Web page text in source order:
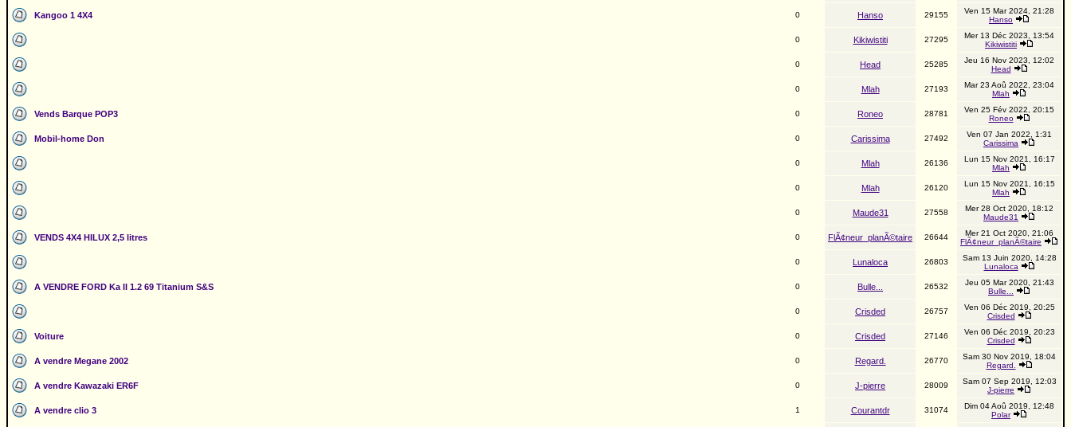
Kangoo 1 4X4 0 Hanso 29155
Ven 15 Mar 2024, 21:28
Hanso
0 Kikiwistiti 27295
Mer 13 Déc 2023, 13:54
Kikiwistiti
0 Head 25285
Jeu 16 Nov 2023, 12:02
Head
0 Mlah 27193
Mar 23 Aoû 2022, 23:04
Mlah
Vends Barque POP3 0 Roneo 28781
Ven 25 Fév 2022, 20:15
Roneo
Mobil-home Don 0 Carissima 27492
Ven 07 Jan 2022, 1:31
Carissima
0 Mlah 26136
Lun 15 Nov 2021, 16:17
Mlah
0 Mlah 26120
Lun 15 Nov 2021, 16:15
Mlah
0 Maude31 27558
Mer 28 Oct 2020, 18:12
Maude31
VENDS 4X4 HILUX 2,5 litres 0 FlÃ¢neur_planÃ©taire 26644
Mer 21 Oct 2020, 21:06
FlÃ¢neur_planÃ©taire
0 Lunaloca 26803
Sam 13 Juin 2020, 14:28
Lunaloca
A VENDRE FORD Ka II 1.2 69 Titanium S&S 0 Bulle... 26532
Jeu 05 Mar 2020, 21:43
Bulle...
0 Crisded 26757
Ven 06 Déc 2019, 20:25
Crisded
Voiture 0 Crisded 27146
Ven 06 Déc 2019, 20:23
Crisded
A vendre Megane 2002 0 Regard. 26770
Sam 30 Nov 2019, 18:04
Regard.
A vendre Kawazaki ER6F 0 J-pierre 28009
Sam 07 Sep 2019, 12:03
J-pierre
A vendre clio 3 1 Courantdr 31074
Dim 04 Aoû 2019, 12:48
Polar